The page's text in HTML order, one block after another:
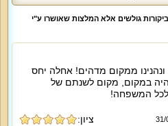
ערוצי הוט, מערכת קולנוע ביתית, חנייה
הדתי יוכל לקבל פלטת שבת ומיחם, מיטות
גולשים אלא המלצות שאושרו ע"י
ממקום מדהים! אחלה יחס
במקום, מקום לשנתם של
המשפחה!
ציון: